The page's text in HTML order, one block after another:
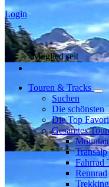
Login
Mitglied seit
Touren & Tracks
Suchen
Die schönsten
Die Top
Gesamtes
Transalp
Fahrrad
Rennrad